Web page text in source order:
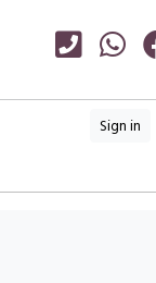
Sign in